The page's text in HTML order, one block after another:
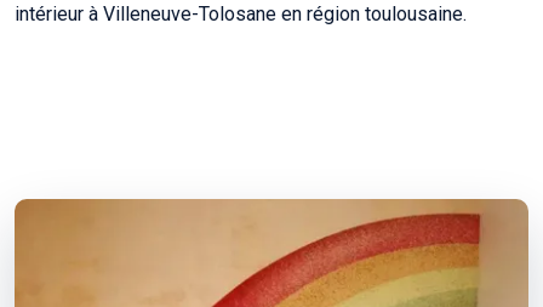
intérieur à Villeneuve-Tolosane en région toulousaine.